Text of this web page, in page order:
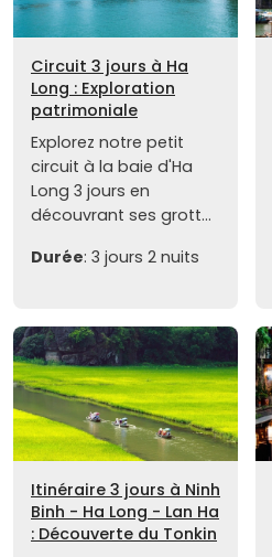
Circuit 3 jours à Ha
Long : Exploration
patrimoniale
Explorez notre petit
circuit à la baie d'Ha
Long 3 jours en
découvrant ses grott...
Durée: 3 jours 2 nuits
Itinéraire 3 jours à Ninh
Binh - Ha Long - Lan Ha
: Découverte du Tonkin